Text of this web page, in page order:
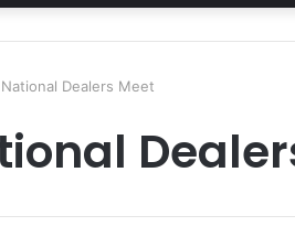
National Dealers Meet